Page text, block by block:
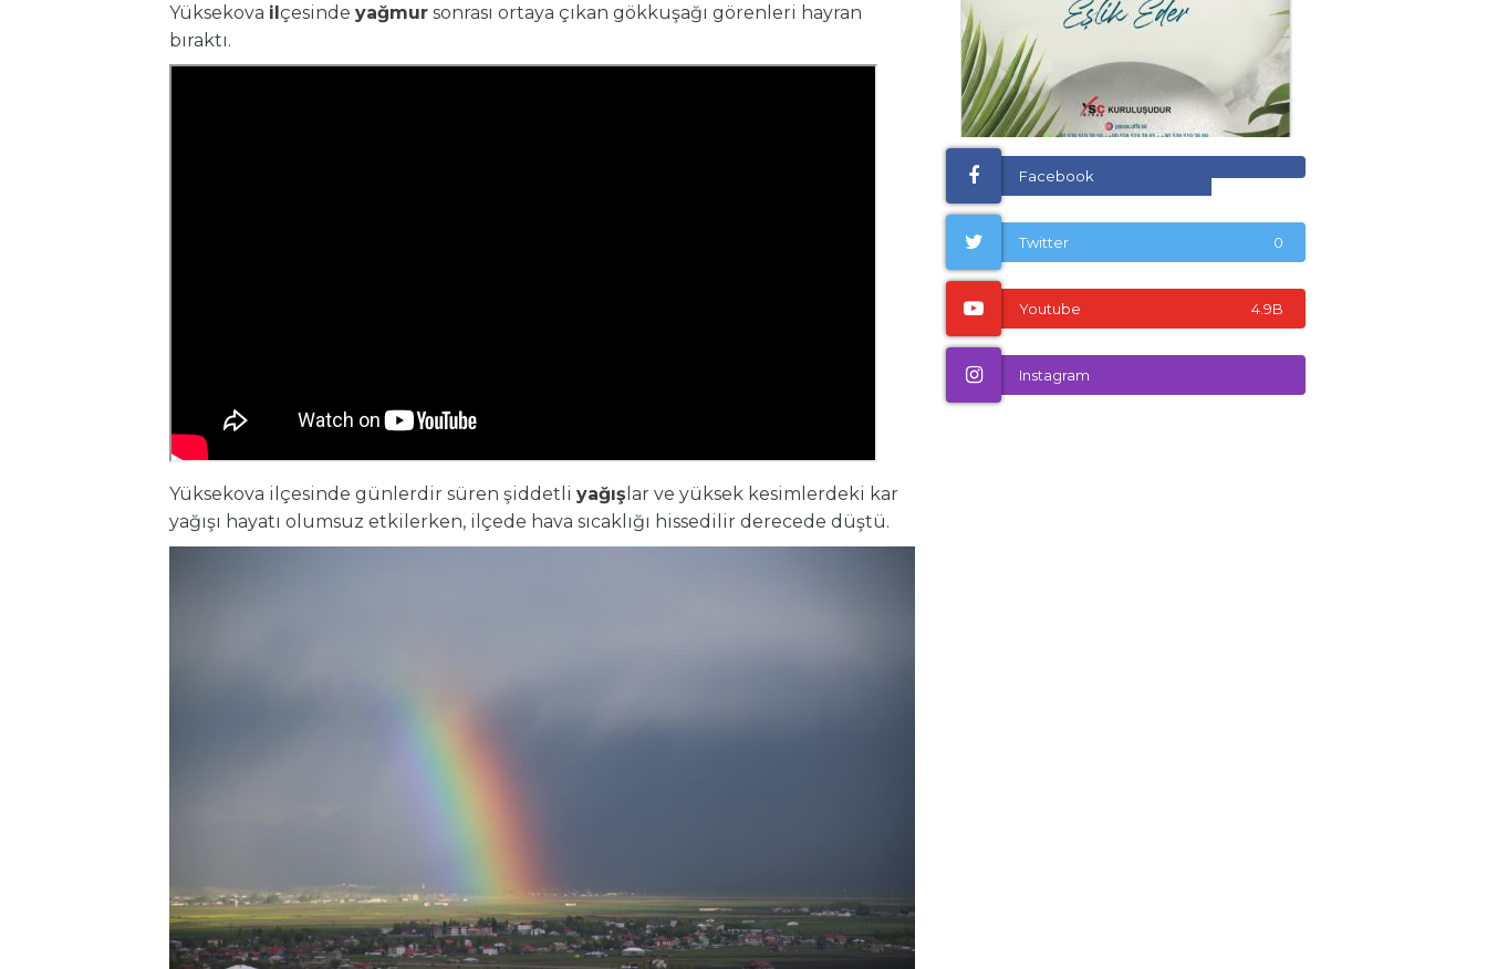
Yüksekova ilçesinde yağmur sonrası ortaya çıkan gökkuşağı görenleri hayran
bıraktı.
Yüksekova ilçesinde günlerdir süren şiddetli yağış lar ve yüksek kesimlerdeki kar
yağışı hayatı olumsuz etkilerken, ilçede hava sıcaklığı hissedilir derecede düştü.
Facebook
Twitter 0
Youtube 4.9B
Instagram